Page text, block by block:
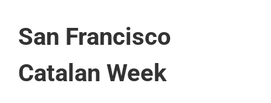
San Francisco
Catalan Week